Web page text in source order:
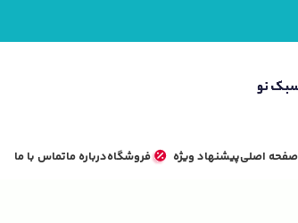
صفحه اصلیپیشنهاد ویژه فروشگاهدرباره ماتماس با ما